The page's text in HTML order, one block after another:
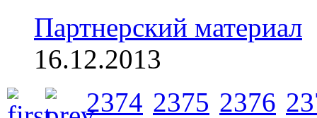
Партнерский материал
16.12.2013
2374 2375 2376